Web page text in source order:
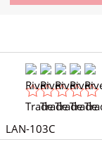
LAN-103C